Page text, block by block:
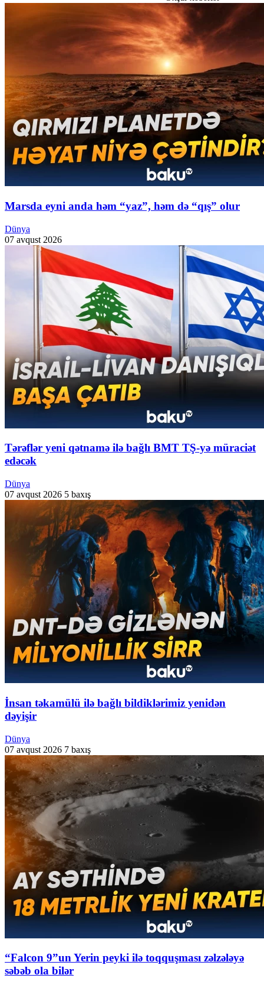
Marsda eyni anda həm “yaz”, həm də “qış” olur
Dünya
07 avqust 2026
Tərəflər yeni qətnamə ilə bağlı BMT TŞ-yə müraciət
edəcək
Dünya
07 avqust 2026 5 baxış
İnsan təkamülü ilə bağlı bildiklərimiz yenidən
dəyişir
Dünya
07 avqust 2026 7 baxış
“Falcon 9”un Yerin peyki ilə toqquşması zəlzələyə
səbəb ola bilər